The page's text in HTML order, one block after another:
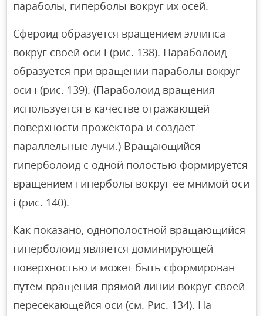
параболы, гиперболы вокруг их осей.
Сфероид образуется вращением эллипса
вокруг своей оси i (рис. 138). Параболоид
образуется при вращении параболы вокруг
оси i (рис. 139). (Параболоид вращения
используется в качестве отражающей
поверхности прожектора и создает
параллельные лучи.) Вращающийся
гиперболоид с одной полостью формируется
вращением гиперболы вокруг ее мнимой оси
i (рис. 140).
Как показано, однополостной вращающийся
гиперболоид является доминирующей
поверхностью и может быть сформирован
путем вращения прямой линии вокруг своей
пересекающейся оси (см. Рис. 134). На